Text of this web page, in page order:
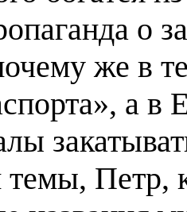
о
же в
а
темы, Петр,